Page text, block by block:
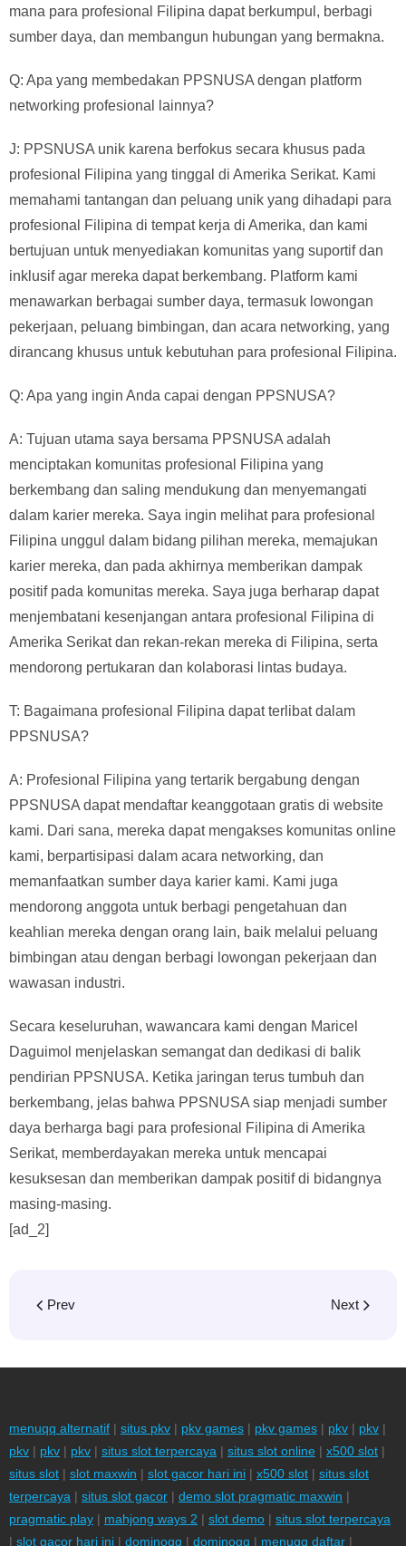
mana para profesional Filipina dapat berkumpul, berbagi
sumber daya, dan membangun hubungan yang bermakna.
Q: Apa yang membedakan PPSNUSA dengan platform
networking profesional lainnya?
J: PPSNUSA unik karena berfokus secara khusus pada
profesional Filipina yang tinggal di Amerika Serikat. Kami
memahami tantangan dan peluang unik yang dihadapi para
profesional Filipina di tempat kerja di Amerika, dan kami
bertujuan untuk menyediakan komunitas yang suportif dan
inklusif agar mereka dapat berkembang. Platform kami
menawarkan berbagai sumber daya, termasuk lowongan
pekerjaan, peluang bimbingan, dan acara networking, yang
dirancang khusus untuk kebutuhan para profesional Filipina.
Q: Apa yang ingin Anda capai dengan PPSNUSA?
A: Tujuan utama saya bersama PPSNUSA adalah
menciptakan komunitas profesional Filipina yang
berkembang dan saling mendukung dan menyemangati
dalam karier mereka. Saya ingin melihat para profesional
Filipina unggul dalam bidang pilihan mereka, memajukan
karier mereka, dan pada akhirnya memberikan dampak
positif pada komunitas mereka. Saya juga berharap dapat
menjembatani kesenjangan antara profesional Filipina di
Amerika Serikat dan rekan-rekan mereka di Filipina, serta
mendorong pertukaran dan kolaborasi lintas budaya.
T: Bagaimana profesional Filipina dapat terlibat dalam
PPSNUSA?
A: Profesional Filipina yang tertarik bergabung dengan
PPSNUSA dapat mendaftar keanggotaan gratis di website
kami. Dari sana, mereka dapat mengakses komunitas online
kami, berpartisipasi dalam acara networking, dan
memanfaatkan sumber daya karier kami. Kami juga
mendorong anggota untuk berbagi pengetahuan dan
keahlian mereka dengan orang lain, baik melalui peluang
bimbingan atau dengan berbagi lowongan pekerjaan dan
wawasan industri.
Secara keseluruhan, wawancara kami dengan Maricel
Daguimol menjelaskan semangat dan dedikasi di balik
pendirian PPSNUSA. Ketika jaringan terus tumbuh dan
berkembang, jelas bahwa PPSNUSA siap menjadi sumber
daya berharga bagi para profesional Filipina di Amerika
Serikat, memberdayakan mereka untuk mencapai
kesuksesan dan memberikan dampak positif di bidangnya
masing-masing.
[ad_2]
Prev Next
menuqq alternatif | situs pkv | pkv games | pkv games | pkv | pkv |
pkv | pkv | pkv | situs slot terpercaya | situs slot online | x500 slot |
situs slot | slot maxwin | slot gacor hari ini | x500 slot | situs slot
terpercaya | situs slot gacor | demo slot pragmatic maxwin |
pragmatic play | mahjong ways 2 | slot demo | situs slot terpercaya
| slot gacor hari ini | dominoqq | dominoqq | menuqq daftar |